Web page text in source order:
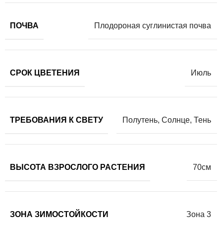
ПОЧВА Плодороная суглинистая почва
СРОК ЦВЕТЕНИЯ Июль
ТРЕБОВАНИЯ К СВЕТУ Полутень, Солнце, Тень
ВЫСОТА ВЗРОСЛОГО РАСТЕНИЯ 70см
ЗОНА ЗИМОСТОЙКОСТИ Зона 3